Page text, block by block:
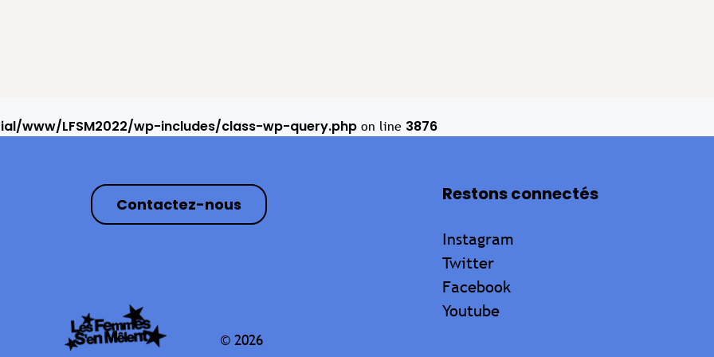
www/LFSM2022/wp-includes/class-wp-query.php on line 3876
Contactez-nous
© 2026
Restons connectés
Instagram
Twitter
Facebook
Youtube